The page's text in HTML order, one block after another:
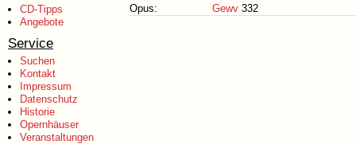
CD-Tipps
Angebote
Service
Suchen
Kontakt
Impressum
Datenschutz
Historie
Opernhäuser
Veranstaltungen
Opus:
Gewv 332